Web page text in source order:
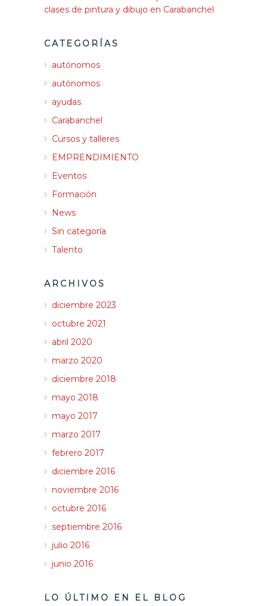
clases de pintura y dibujo en Carabanchel
CATEGORÍAS
autónomos
autónomos
ayudas
Carabanchel
Cursos y talleres
EMPRENDIMIENTO
Eventos
Formación
News
Sin categoría
Talento
ARCHIVOS
diciembre 2023
octubre 2021
abril 2020
marzo 2020
diciembre 2018
mayo 2018
mayo 2017
marzo 2017
febrero 2017
diciembre 2016
noviembre 2016
octubre 2016
septiembre 2016
julio 2016
junio 2016
LO ÚLTIMO EN EL BLOG